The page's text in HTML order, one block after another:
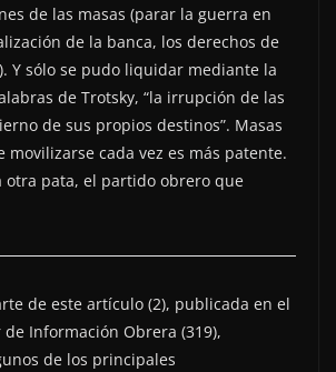
de las masas (parar la guerra en
de la banca, los derechos de
Y sólo se pudo liquidar mediante la
de Trotsky, “la irrupción de las
de sus propios destinos”. Masas
movilizarse cada vez es más patente.
otra pata, el partido obrero que
de este artículo (2), publicada en el
Información Obrera (319),
de los principales